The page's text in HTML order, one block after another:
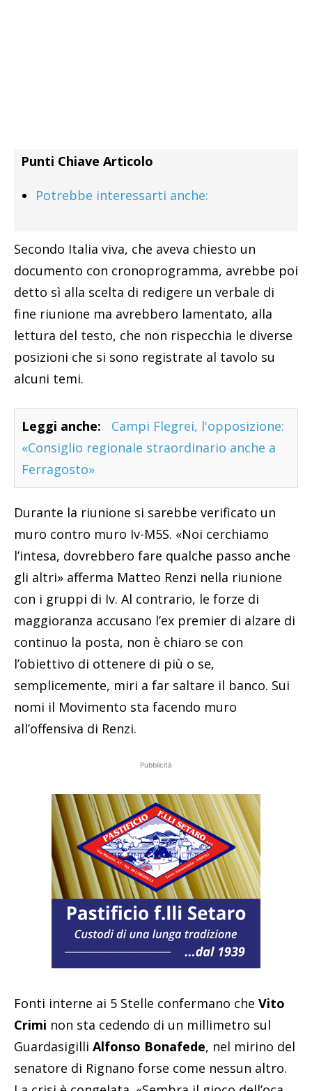
Punti Chiave Articolo
Potrebbe interessarti anche:
Secondo Italia viva, che aveva chiesto un
documento con cronoprogramma, avrebbe poi
detto sì alla scelta di redigere un verbale di
fine riunione ma avrebbero lamentato, alla
lettura del testo, che non rispecchia le diverse
posizioni che si sono registrate al tavolo su
alcuni temi.
Leggi anche:
Campi Flegrei, l'opposizione:
«Consiglio regionale straordinario anche a
Ferragosto»
Durante la riunione si sarebbe verificato un
muro contro muro Iv-M5S. «Noi cerchiamo
l’intesa, dovrebbero fare qualche passo anche
gli altri» afferma Matteo Renzi nella riunione
con i gruppi di Iv. Al contrario, le forze di
maggioranza accusano l’ex premier di alzare di
continuo la posta, non è chiaro se con
l’obiettivo di ottenere di più o se,
semplicemente, miri a far saltare il banco. Sui
nomi il Movimento sta facendo muro
all’offensiva di Renzi.
Pubblicità
Fonti interne ai 5 Stelle confermano che Vito
Crimi non sta cedendo di un millimetro sul
Guardasigilli Alfonso Bonafede, nel mirino del
senatore di Rignano forse come nessun altro.